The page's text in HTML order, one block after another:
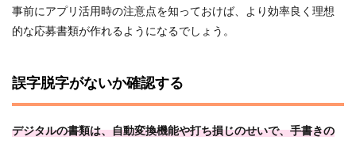
事前にアプリ活用時の注意点を知っておけば、より効率良く理想
的な応募書類が作れるようになるでしょう。
誤字脱字がないか確認する
デジタルの書類は、自動変換機能や打ち損じのせいで、手書きの